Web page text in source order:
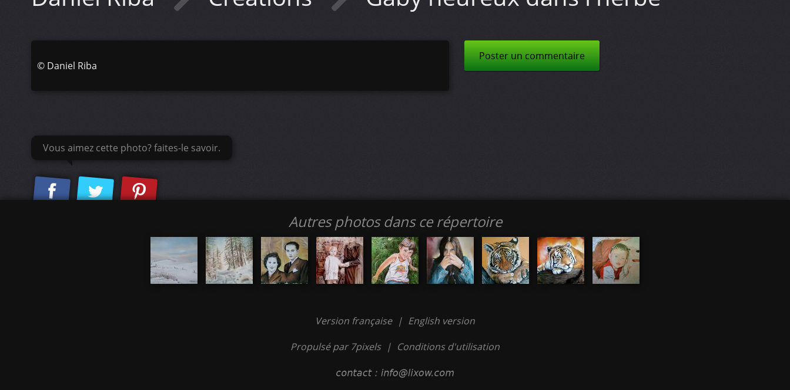
© Daniel Riba
Poster un commentaire
Vous aimez cette photo? faites-le savoir.
Autres photos dans ce répertoire
Version française | English version
Propulsé par 7pixels | Conditions d'utilisation